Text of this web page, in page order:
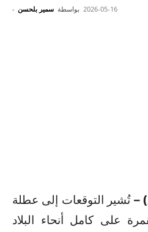
بواسطة سمير بلحسن - 2026-05-16
– تُشير التوقعات إلى عطلة
على كامل أنحاء البلاد